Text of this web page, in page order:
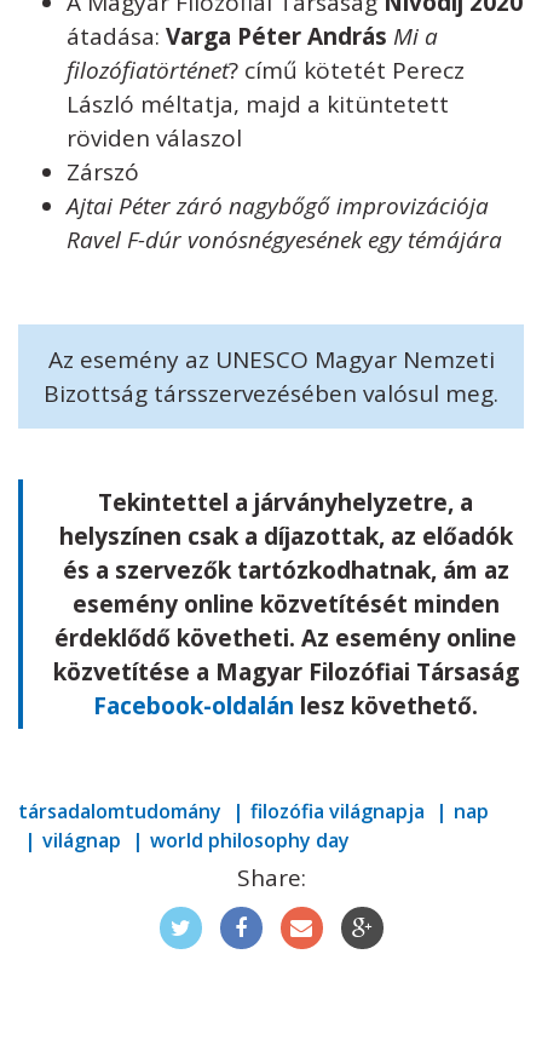
átadása: Varga Péter András Mi a
filozófiatörténet? című kötetét Perecz
László méltatja, majd a kitüntetett
röviden válaszol
Zárszó
Ajtai Péter záró nagybőgő improvizációja
Ravel F-dúr vonósnégyesének egy témájára
Az esemény az UNESCO Magyar Nemzeti
Bizottság társszervezésében valósul meg.
Tekintettel a járványhelyzetre, a
helyszínen csak a díjazottak, az előadók
és a szervezők tartózkodhatnak, ám az
esemény online közvetítését minden
érdeklődő követheti. Az esemény online
közvetítése a Magyar Filozófiai Társaság
Facebook-oldalán lesz követhető.
társadalomtudomány filozófia világnapja
nap
világnap
world philosophy day
Share: